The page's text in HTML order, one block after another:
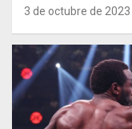
3 de octubre de 2023